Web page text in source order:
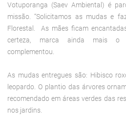
Votuporanga (Saev Ambiental) é
missão. “Solicitamos as mudas e
Florestal. As mães ficam
certeza, marca ainda mais o
complementou.
As mudas entregues são: Hibisco
leopardo. O plantio das árvores
recomendado em áreas verdes das
nos jardins.